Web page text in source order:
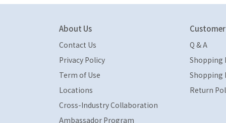
About Us
Contact Us
Privacy Policy
Term of Use
Locations
Cross-Industry Collaboration
Ambassador Program
Q & A
Shopping
Shopping
Return